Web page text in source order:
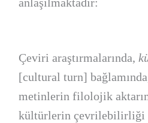
Çeviri araştırmalarında,
[cultural turn]
metinlerin filolojik
kültürlerin çevrilebilirliği